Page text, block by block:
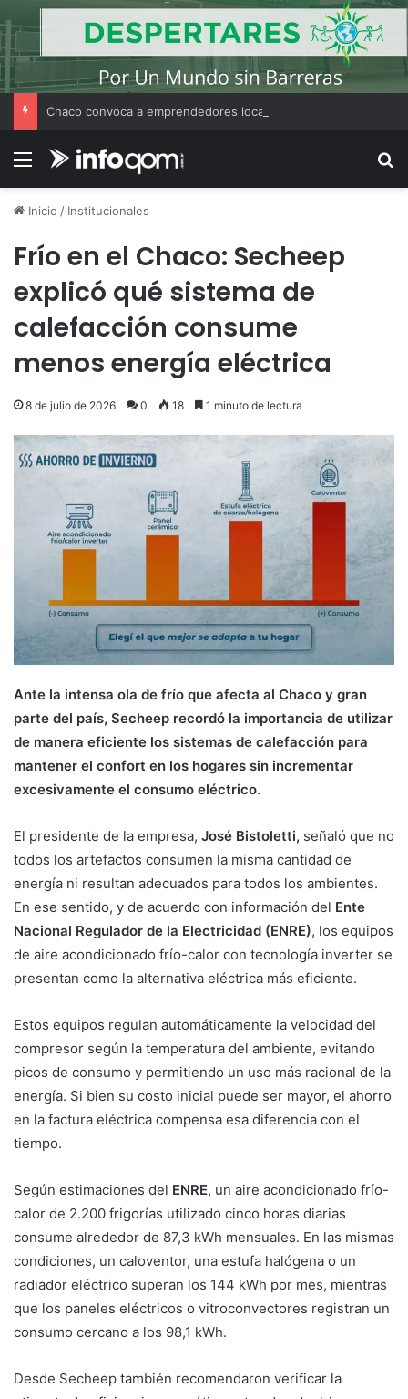
Menú
Inicio / Institucionales
Frío en el Chaco: Secheep
explicó qué sistema de
calefacción consume
menos energía eléctrica
8 de julio de 2026 0 18 1 minuto de lectura
Ante la intensa ola de frío que afecta al Chaco y gran
parte del país, Secheep recordó la importancia de utilizar
de manera eficiente los sistemas de calefacción para
mantener el confort en los hogares sin incrementar
excesivamente el consumo eléctrico.
El presidente de la empresa, José Bistoletti, señaló que no
todos los artefactos consumen la misma cantidad de
energía ni resultan adecuados para todos los ambientes.
En ese sentido, y de acuerdo con información del Ente
Nacional Regulador de la Electricidad (ENRE), los equipos
de aire acondicionado frío-calor con tecnología inverter se
presentan como la alternativa eléctrica más eficiente.
Estos equipos regulan automáticamente la velocidad del
compresor según la temperatura del ambiente, evitando
picos de consumo y permitiendo un uso más racional de la
energía. Si bien su costo inicial puede ser mayor, el ahorro
en la factura eléctrica compensa esa diferencia con el
tiempo.
Según estimaciones del ENRE, un aire acondicionado frío-
calor de 2.200 frigorías utilizado cinco horas diarias
consume alrededor de 87,3 kWh mensuales. En las mismas
condiciones, un caloventor, una estufa halógena o un
radiador eléctrico superan los 144 kWh por mes, mientras
que los paneles eléctricos o vitroconvectores registran un
consumo cercano a los 98,1 kWh.
Desde Secheep también recomendaron verificar la